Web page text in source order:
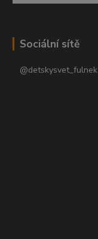
Sociální sítě
@detskysvet_fulnek